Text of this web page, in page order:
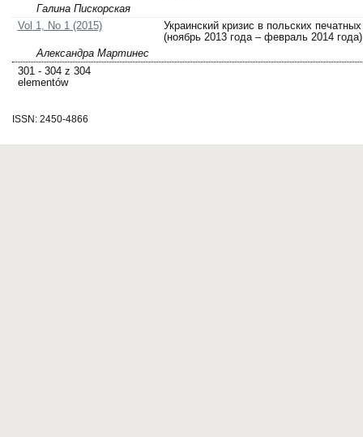
Галина Пискорская
Vol 1, No 1 (2015)
Украинский кризис в польских
(ноябрь 2013 года – февраль 2014 года)
Александра Мартинес
301 - 304 z 304
elementów
ISSN: 2450-4866